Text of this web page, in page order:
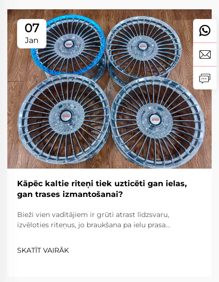
07
Jan
Kāpēc kaltie riteņi tiek uzticēti gan ielas,
gan trases izmantošanai?
Bieži vien vadītājiem ir grūti atrast līdzsvaru,
izvēloties riteņus, jo braukšana pa ielu prasa
savukārt braukšana pa trasi prasa ārkārtēju vieglumu,
SKATĪT VAIRĀK